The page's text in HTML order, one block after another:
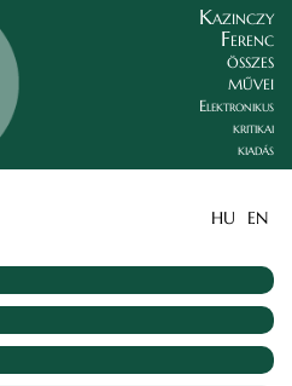
Kazinczy
Ferenc
összes
művei
Elektronikus
kritikai
kiadás
HU EN